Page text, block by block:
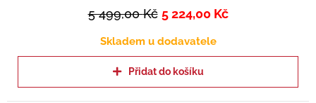
5 499,00Kč 5 224,00 Kč
Skladem u dodavatele
Přidat do košíku